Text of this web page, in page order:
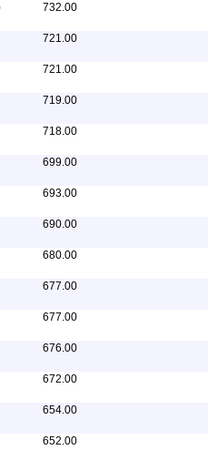
732.00
721.00
721.00
719.00
718.00
699.00
693.00
690.00
680.00
677.00
677.00
676.00
672.00
654.00
652.00